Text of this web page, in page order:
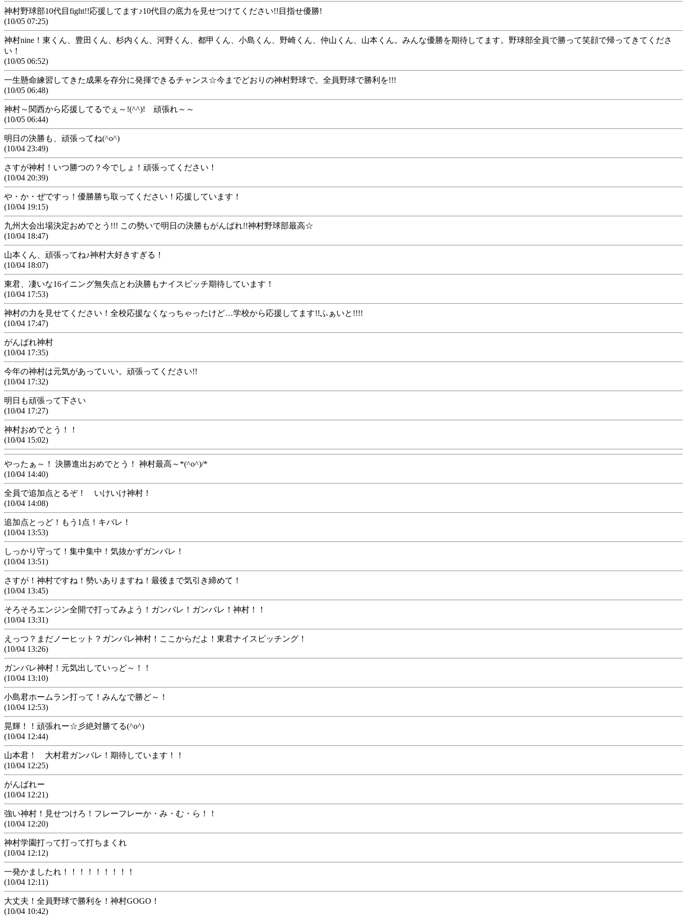
神村野球部10代目fight!!応援してます♪10代目の底力を見せつけてください!!目指せ優勝!
(10/05 07:25)
神村nine！東くん、豊田くん、杉内くん、河野くん、都甲くん、小島くん、野崎くん、仲山くん、山本くん。みんな優勝を期待してます。野球部全員で勝って笑顔で帰ってきてくださ
い！
(10/05 06:52)
一生懸命練習してきた成果を存分に発揮できるチャンス☆今までどおりの神村野球で。全員野球で勝利を!!!
(10/05 06:48)
神村～関西から応援してるでぇ～!(^^)! 頑張れ～～
(10/05 06:44)
明日の決勝も、頑張ってね(^o^)
(10/04 23:49)
さすが神村！いつ勝つの？今でしょ！頑張ってください！
(10/04 20:39)
や・か・ぜですっ！優勝勝ち取ってください！応援しています！
(10/04 19:15)
九州大会出場決定おめでとう!!! この勢いで明日の決勝もがんばれ!!神村野球部最高☆
(10/04 18:47)
山本くん、頑張ってね♪神村大好きすぎる！
(10/04 18:07)
東君、凄いな16イニング無失点とわ決勝もナイスピッチ期待しています！
(10/04 17:53)
神村の力を見せてください！全校応援なくなっちゃったけど…学校から応援してます!!ふぁいと!!!!
(10/04 17:47)
がんばれ神村
(10/04 17:35)
今年の神村は元気があっていい。頑張ってください!!
(10/04 17:32)
明日も頑張って下さい
(10/04 17:27)
神村おめでとう！！
(10/04 15:02)
やったぁ～！ 決勝進出おめでとう！ 神村最高～*(^o^)/*
(10/04 14:40)
全員で追加点とるぞ！ いけいけ神村！
(10/04 14:08)
追加点とっど！もう1点！キバレ！
(10/04 13:53)
しっかり守って！集中集中！気抜かずガンバレ！
(10/04 13:51)
さすが！神村ですね！勢いありますね！最後まで気引き締めて！
(10/04 13:45)
そろそろエンジン全開で打ってみよう！ガンバレ！ガンバレ！神村！！
(10/04 13:31)
えっつ？まだノーヒット？ガンバレ神村！ここからだよ！東君ナイスピッチング！
(10/04 13:26)
ガンバレ神村！元気出していっど～！！
(10/04 13:10)
小島君ホームラン打って！みんなで勝ど～！
(10/04 12:53)
晃輝！！頑張れー☆彡絶対勝てる(^o^)
(10/04 12:44)
山本君！ 大村君ガンバレ！期待しています！！
(10/04 12:25)
がんばれー
(10/04 12:21)
強い神村！見せつけろ！フレーフレーか・み・む・ら！！
(10/04 12:20)
神村学園打って打って打ちまくれ
(10/04 12:12)
一発かましたれ！！！！！！！！！
(10/04 12:11)
大丈夫！全員野球で勝利を！神村GOGO！
(10/04 10:42)